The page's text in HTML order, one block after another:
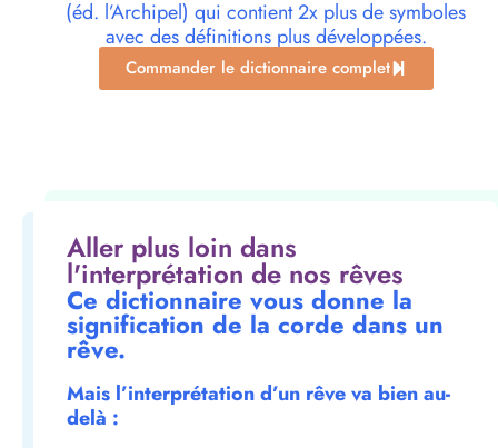
(éd. l’Archipel) qui contient 2x plus de symboles
avec des définitions plus développées.
Commander le dictionnaire complet
Aller plus loin dans
l'interprétation de nos rêves
Ce dictionnaire vous donne la
signification de la corde dans un
rêve.
Mais l’interprétation d’un rêve va bien au-
delà :